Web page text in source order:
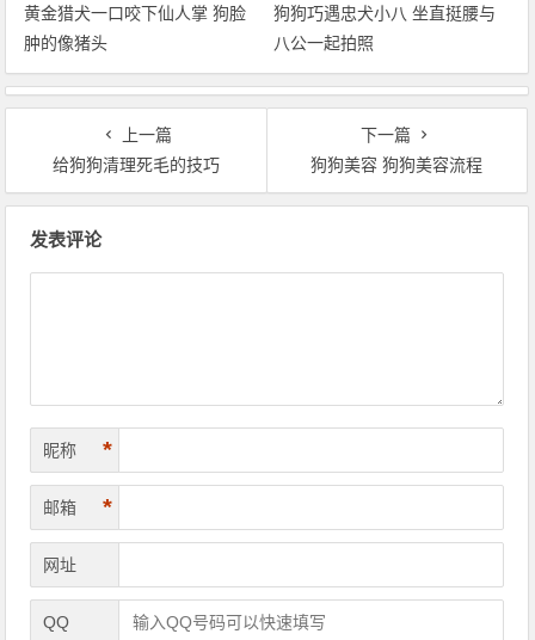
黄金猎犬一口咬下仙人掌 狗脸
肿的像猪头
狗狗巧遇忠犬小八 坐直挺腰与
八公一起拍照
上一篇
给狗狗清理死毛的技巧
下一篇
狗狗美容 狗狗美容流程
发表评论
昵称 *
邮箱 *
网址
QQ